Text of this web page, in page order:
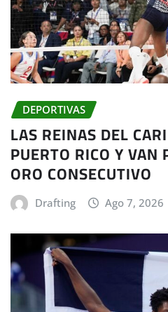
DEPORTIVAS
LAS REINAS DEL
PUERTO RICO Y VAN
ORO CONSECUTIVO
Drafting Ago 7, 2026